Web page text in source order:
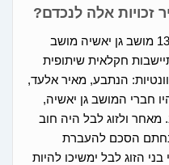
זכויות אלה לנכדם?
בית משפט השלום נתניה א 1375/07 מושב גן יאשיה מושב
חקלאית שיתופית
הנתבע, מאיר אלעד,
חברי המושב גן יאשיה,
על נחלה 85 במושב. מאחר ולזוג לבל היה חוב
נחתם הסכם להעברת
הזוג לבל ימשיכו להיות